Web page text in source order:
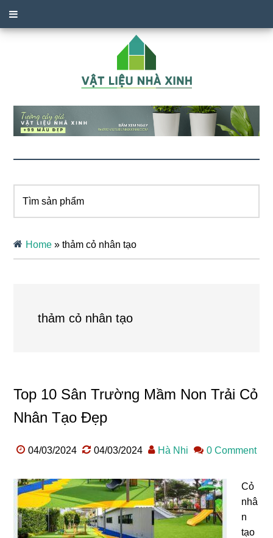
sản
Home »thảm cỏ nhân tạo
thảm cỏ nhân tạo
Top 10 Sân Trường Mầm Non Trải Cỏ
Nhân Tạo Đẹp
04/03/2024 04/03/2024 Hà Nhi 0 Comment
Cỏ
nhâ
n
tạo